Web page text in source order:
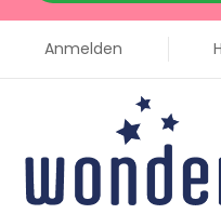
Anmelden